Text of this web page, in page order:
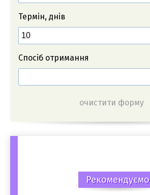
Термін, днів
Спосіб отримання
очистити форму
Рекомендуємо